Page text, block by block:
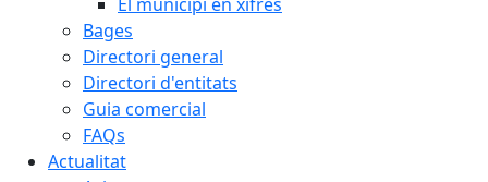
Bages
Directori general
Directori d'entitats
Guia comercial
FAQs
Actualitat